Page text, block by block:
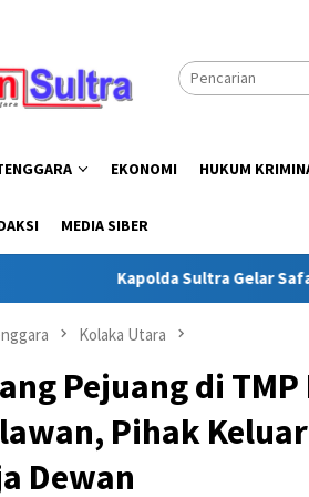
EKONOMI HUKUM
MEDIA SIBER
Kapolda Sultra Gelar Safari
Kolaka Utara
Pejuang di
Pihak
Dewan